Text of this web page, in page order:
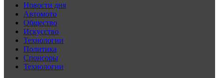
Новости дня
Автомото
Общество
Искусство
Технологии
Политика
Спонсоры
Технологии